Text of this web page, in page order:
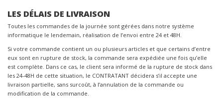
LES DÉLAIS DE LIVRAISON
Toutes les commandes de la journée sont gérées dans notre système
informatique le lendemain, réalisation de l’envoi entre 24 et 48H.
Si votre commande contient un ou plusieurs articles et que certains d’entre
eux sont en rupture de stock, la commande sera expédiée une fois qu’elle
est complète. Dans ce cas, le client sera informé de la rupture de stock dans
les 24-48H de cette situation, le CONTRATANT décidera s’il accepte une
livraison partielle, sans surcoût, à l’annulation de la commande ou
modification de la commande.